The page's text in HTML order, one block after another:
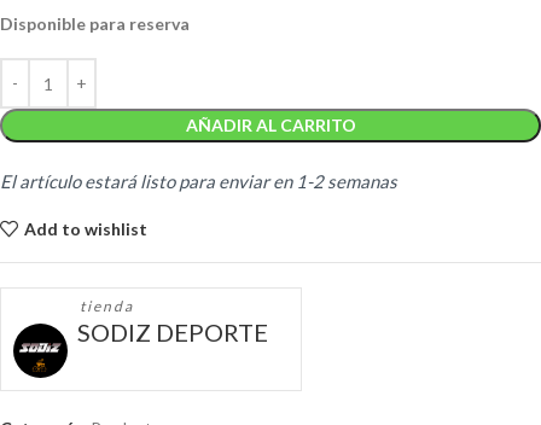
Disponible para reserva
AÑADIR AL CARRITO
El artículo estará listo para enviar en 1-2 semanas
Add to wishlist
tienda
SODIZ DEPORTE